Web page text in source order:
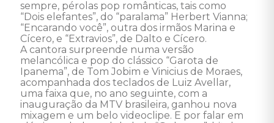
sempre, pérolas pop românticas, tais como
“Dois elefantes”, do “paralama” Herbert Vianna;
“Encarando você”, outra dos irmãos Marina e
Cícero, e “Extravios”, de Dalto e Cícero.
A cantora surpreende numa versão
melancólica e pop do clássico “Garota de
Ipanema”, de Tom Jobim e Vinicius de Moraes,
acompanhada dos teclados de Luiz Avellar,
uma faixa que, no ano seguinte, com a
inauguração da MTV brasileira, ganhou nova
mixagem e um belo videoclipe. E por falar em